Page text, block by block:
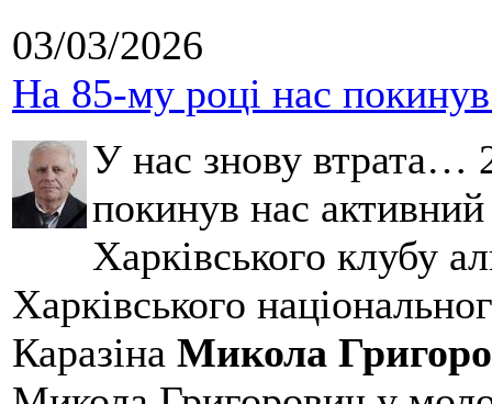
03/03/2026
На 85-му році нас
У нас знову втрата…
покинув нас
Харківського клубу
Харківського
Каразіна Микола